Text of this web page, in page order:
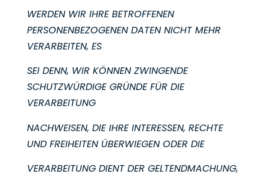
WERDEN WIR IHRE BETROFFENEN
PERSONENBEZOGENEN DATEN NICHT MEHR
VERARBEITEN, ES
SEI DENN, WIR KÖNNEN ZWINGENDE
SCHUTZWÜRDIGE GRÜNDE FÜR DIE
VERARBEITUNG
NACHWEISEN, DIE IHRE INTERESSEN, RECHTE
UND FREIHEITEN ÜBERWIEGEN ODER DIE
VERARBEITUNG DIENT DER GELTENDMACHUNG,